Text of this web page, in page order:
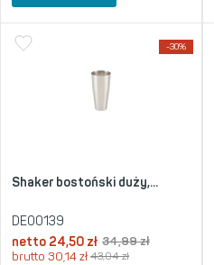
-30%
Shaker bostoński duży,...
DE00139
netto 24,50 zł 34,99zł
brutto 30,14 zł 43,04zł